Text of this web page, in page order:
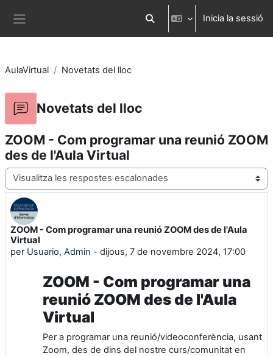
Commuta l'entrada de la cerca
Inicia la sessió
AulaVirtual Novetats del lloc
Novetats del lloc
ZOOM - Com programar una reunió ZOOM
des de l'Aula Virtual
Mode de visualització
ZOOM - Com programar una reunió ZOOM des de l'Aula
Virtual
per Usuario, Admin - dijous, 7 de novembre 2024, 17:00
Nombre de respostes: 0
ZOOM - Com programar una
reunió ZOOM des de l'Aula
Virtual
Per a programar una reunió/videoconferència, usant
Zoom, des de dins del nostre curs/comunitat en